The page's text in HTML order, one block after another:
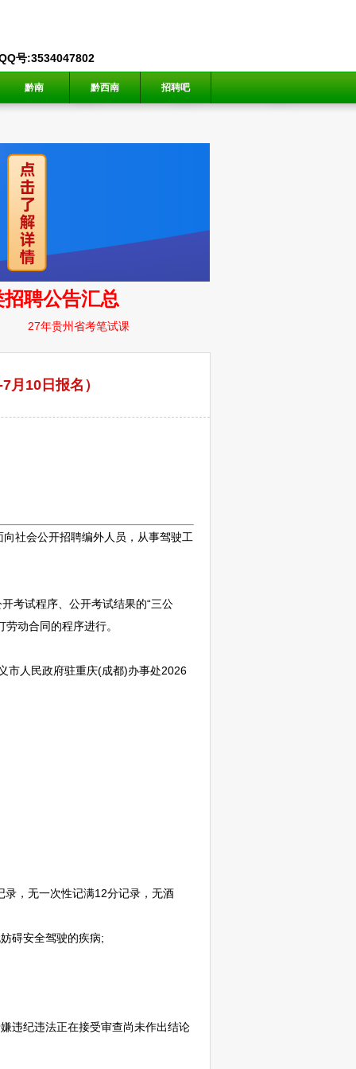
号:3534047802
黔南 黔西南 招聘吧
10日报名）
向社会公开招聘编外人员，从事驾驶工
考试程序、公开考试结果的“三公
动合同的程序进行。
市人民政府驻重庆(成都)办事处2026
，无一次性记满12分记录，无酒
碍安全驾驶的疾病;
违纪违法正在接受审查尚未作出结论